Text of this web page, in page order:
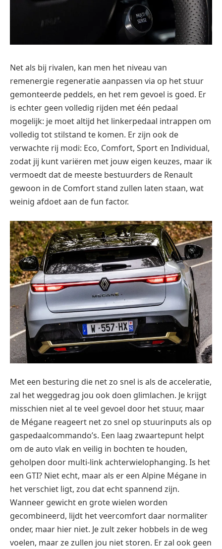
Net als bij rivalen, kan men het niveau van
remenergie regeneratie aanpassen via op het stuur
gemonteerde peddels, en het rem gevoel is goed. Er
is echter geen volledig rijden met één pedaal
mogelijk: je moet altijd het linkerpedaal intrappen om
volledig tot stilstand te komen. Er zijn ook de
verwachte rij modi: Eco, Comfort, Sport en Individual,
zodat jij kunt variëren met jouw eigen keuzes, maar ik
vermoedt dat de meeste bestuurders de Renault
gewoon in de Comfort stand zullen laten staan, wat
weinig afdoet aan de fun factor.
Met een besturing die net zo snel is als de acceleratie,
zal het weggedrag jou ook doen glimlachen. Je krijgt
misschien niet al te veel gevoel door het stuur, maar
de Mégane reageert net zo snel op stuurinputs als op
gaspedaalcommando’s. Een laag zwaartepunt helpt
om de auto vlak en veilig in bochten te houden,
geholpen door multi-link achterwielophanging. Is het
een GTI? Niet echt, maar als er een Alpine Mégane in
het verschiet ligt, zou dat echt spannend zijn.
Wanneer gewicht en grote wielen worden
gecombineerd, lijdt het veercomfort daar normaliter
onder, maar hier niet. Je zult zeker hobbels in de weg
voelen, maar ze zullen jou niet storen. Er zal ook geen